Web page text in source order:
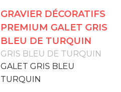
GRAVIER DÉCORATIFS
PREMIUM GALET GRIS
BLEU DE TURQUIN
GRIS BLEU DE TURQUIN
GALET GRIS BLEU
TURQUIN